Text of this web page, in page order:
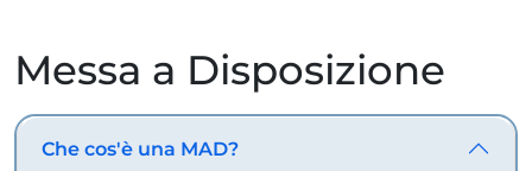
Messa a Disposizione
Che cos'è una MAD?